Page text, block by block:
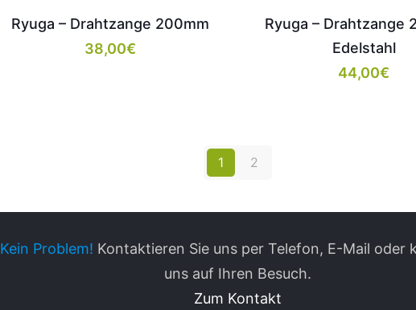
Ryuga – Drahtzange 200mm
38,00€
Ryuga – Drahtzange
Edelstahl
44,00€
1 2
Kein Problem! Kontaktieren Sie uns per Telefon, E-Mail oder
uns auf Ihren Besuch.
Zum Kontakt